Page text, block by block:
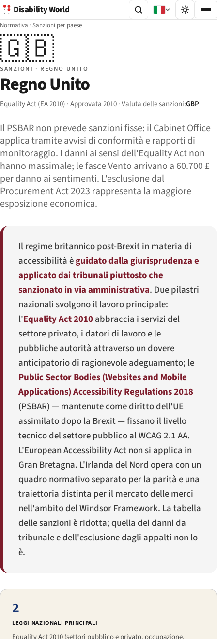
Disability World
Normativa ·Sanzioni per paese
🇬🇧
SANZIONI · REGNO UNITO
Regno Unito
Equality Act (EA 2010) · Approvata 2010 · Valuta delle sanzioni:GBP
Il PSBAR non prevede sanzioni fisse: il Cabinet Office
applica tramite avvisi di conformità e rapporti di
monitoraggio. I danni ai sensi dell'Equality Act non
hanno massimale; le fasce Vento arrivano a 60.700 £
per danno ai sentimenti. L'esclusione dal
Procurement Act 2023 rappresenta la maggiore
esposizione economica.
Il regime britannico post-Brexit in materia di
accessibilità èguidato dalla giurisprudenza e
applicato dai tribunali piuttosto che
sanzionato in via amministrativa. Due pilastri
nazionali svolgono il lavoro principale:
l'Equality Act 2010abbraccia i servizi del
settore privato, i datori di lavoro e le
pubbliche autorità attraverso un dovere
anticipatorio di ragionevole adeguamento; le
Public Sector Bodies (Websites and Mobile
Applications) Accessibility Regulations 2018
(PSBAR) — mantenute come diritto dell'UE
assimilato dopo la Brexit — fissano il livello
tecnico del settore pubblico al WCAG 2.1 AA.
L'European Accessibility Act non si applica in
Gran Bretagna. L'Irlanda del Nord opera con un
quadro normativo separato per la parità e una
traiettoria distinta per il mercato delle merci
nell'ambito del Windsor Framework. La tabella
delle sanzioni è ridotta; quella dei danni da
tribunale e dell'esclusione dagli appalti non lo
è.
2
LEGGI NAZIONALI PRINCIPALI
Equality Act 2010 (settori pubblico e privato, occupazione,